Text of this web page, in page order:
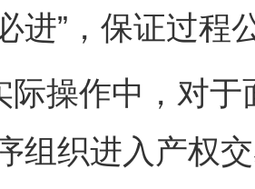
进”，保证过程
作中，对于
组织进入产权